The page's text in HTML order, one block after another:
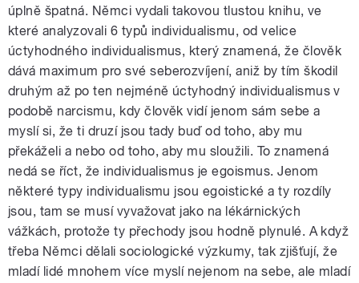
úplně špatná. Němci vydali takovou tlustou knihu, ve
které analyzovali 6 typů individualismu, od velice
úctyhodného individualismus, který znamená, že člověk
dává maximum pro své seberozvíjení, aniž by tím škodil
druhým až po ten nejméně úctyhodný individualismus v
podobě narcismu, kdy člověk vidí jenom sám sebe a
myslí si, že ti druzí jsou tady buď od toho, aby mu
překáželi a nebo od toho, aby mu sloužili. To znamená
nedá se říct, že individualismus je egoismus. Jenom
některé typy individualismu jsou egoistické a ty rozdíly
jsou, tam se musí vyvažovat jako na lékárnických
vážkách, protože ty přechody jsou hodně plynulé. A když
třeba Němci dělali sociologické výzkumy, tak zjišťují, že
mladí lidé mnohem více myslí nejenom na sebe, ale mladí